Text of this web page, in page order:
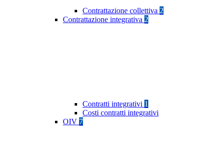
Contrattazione collettiva 2
Contrattazione integrativa 2
Contratti integrativi 1
Costi contratti integrativi
OIV 7